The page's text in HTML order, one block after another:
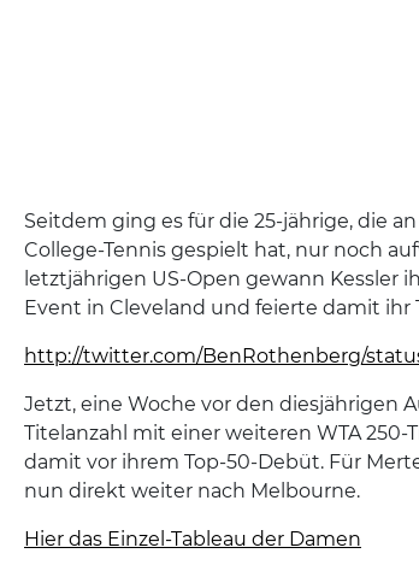
Seitdem ging es für die 25-jährige, die
College-Tennis gespielt hat, nur noch
letztjährigen US-Open gewann Kessler
Event in Cleveland und feierte damit ihr
http://twitter.com/BenRothenberg/status/
Jetzt, eine Woche vor den diesjährigen
Titelanzahl mit einer weiteren WTA
damit vor ihrem Top-50-Debüt. Für
nun direkt weiter nach Melbourne.
Hier das Einzel-Tableau der Damen